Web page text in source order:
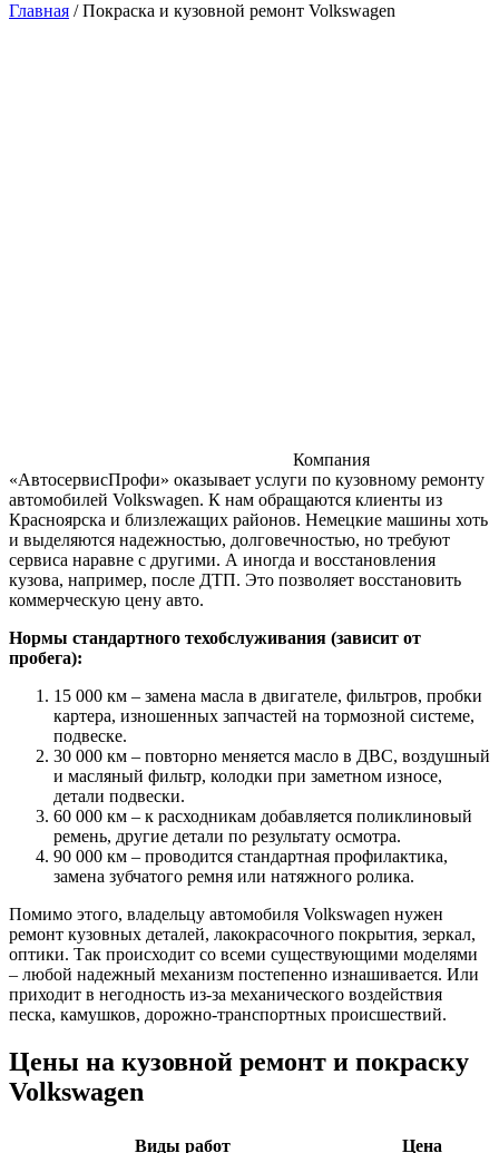
Главная / Покраска и кузовной ремонт Volkswagen
Компания
«АвтосервисПрофи» оказывает услуги по кузовному ремонту
автомобилей Volkswagen. К нам обращаются клиенты из
Красноярска и близлежащих районов. Немецкие машины хоть
и выделяются надежностью, долговечностью, но требуют
сервиса наравне с другими. А иногда и восстановления
кузова, например, после ДТП. Это позволяет восстановить
коммерческую цену авто.
Нормы стандартного техобслуживания (зависит от
пробега):
15 000 км – замена масла в двигателе, фильтров, пробки
картера, изношенных запчастей на тормозной системе,
подвеске.
30 000 км – повторно меняется масло в ДВС, воздушный
и масляный фильтр, колодки при заметном износе,
детали подвески.
60 000 км – к расходникам добавляется поликлиновый
ремень, другие детали по результату осмотра.
90 000 км – проводится стандартная профилактика,
замена зубчатого ремня или натяжного ролика.
Помимо этого, владельцу автомобиля Volkswagen нужен
ремонт кузовных деталей, лакокрасочного покрытия, зеркал,
оптики. Так происходит со всеми существующими моделями
– любой надежный механизм постепенно изнашивается. Или
приходит в негодность из-за механического воздействия
песка, камушков, дорожно-транспортных происшествий.
Цены на кузовной ремонт и покраску
Volkswagen
Виды работ Цена